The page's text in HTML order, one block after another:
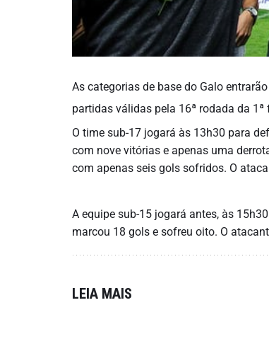
As categorias de base do Galo
partidas válidas pela 16ª rodada da
O time sub-17 jogará às 13h30 para
com nove vitórias e apenas uma
com apenas seis gols sofridos. O
A equipe sub-15 jogará antes, às
marcou 18 gols e sofreu oito. O
LEIA MAIS